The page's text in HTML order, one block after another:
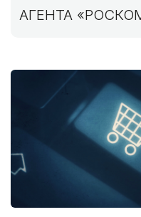
АГЕНТА